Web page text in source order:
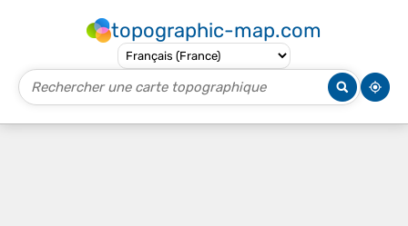
topographic-map.com